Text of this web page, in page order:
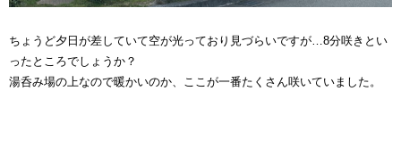
ちょうど夕日が差していて空が光っており見づらいですが…8分咲きとい
ったところでしょうか？
湯呑み場の上なので暖かいのか、ここが一番たくさん咲いていました。